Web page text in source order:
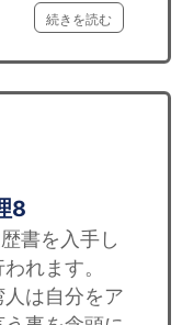
続きを読む
8
書を入手し
れます。
は自分をア